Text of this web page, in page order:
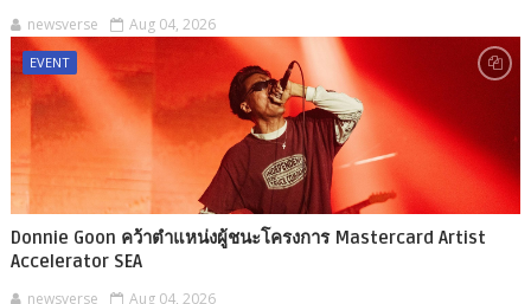
newsverse Aug 04, 2026
EVENT
Donnie Goon คว้าตำแหน่งผู้ชนะโครงการ Mastercard Artist
Accelerator SEA
newsverse Aug 04, 2026